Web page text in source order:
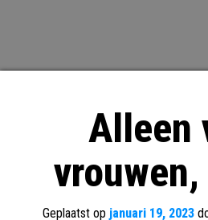
Alleen
Geplaatst op januari 19, 2023